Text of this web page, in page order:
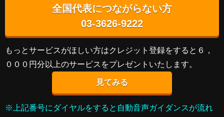
全国代表につながらない方
03-3626-9222
もっとサービスがほしい方はクレジット登録をすると６，
０００円分以上のサービスをプレゼントいたします。
見てみる
※上記番号にダイヤルをすると自動音声ガイダンスが流れ